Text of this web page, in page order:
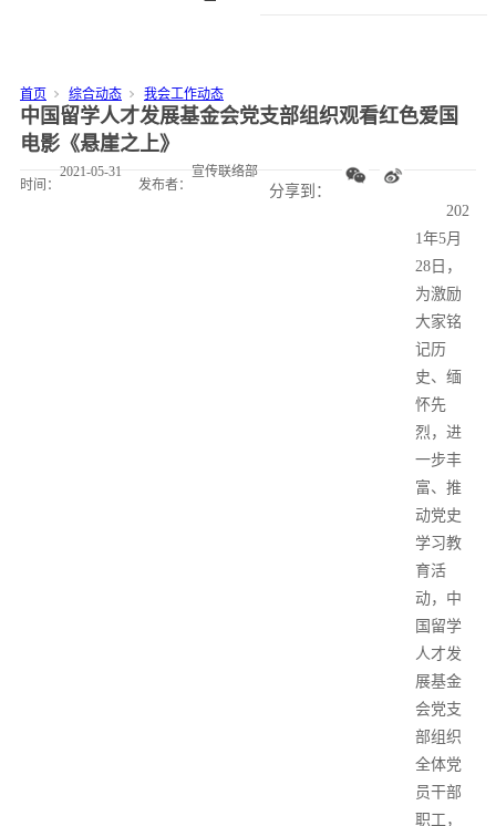
首页 综合动态 我会工作动态
中国留学人才发展基金会党支部组织观看红色爱国
电影《悬崖之上》
时间：
2021-05-31
发布者：
宣传联络部
分享到：
202
1年5月
28日，
为激励
大家铭
记历
史、缅
怀先
烈，进
一步丰
富、推
动党史
学习教
育活
动，中
国留学
人才发
展基金
会党支
部组织
全体党
员干部
职工，